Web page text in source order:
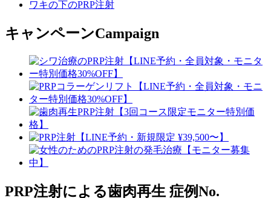
ワキの下のPRP注射
キャンペーンCampaign
PRP注射による歯肉再生 症例No.